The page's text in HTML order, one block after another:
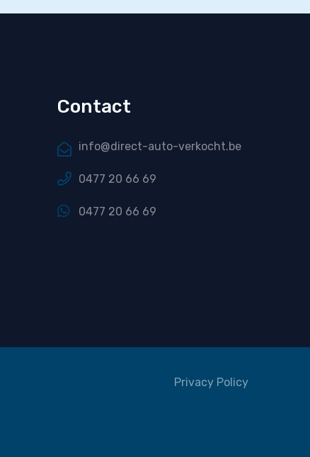
Contact
info@direct-auto-verkocht.be
0477 20 66 69
0477 20 66 69
Privacy Policy